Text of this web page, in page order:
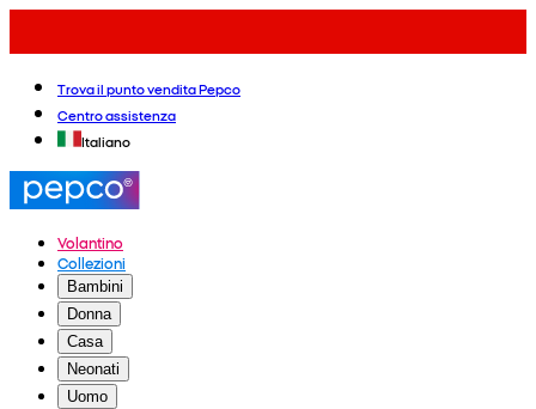
Trova il punto vendita Pepco
Centro assistenza
Italiano
Volantino
Collezioni
Bambini
Donna
Casa
Neonati
Uomo